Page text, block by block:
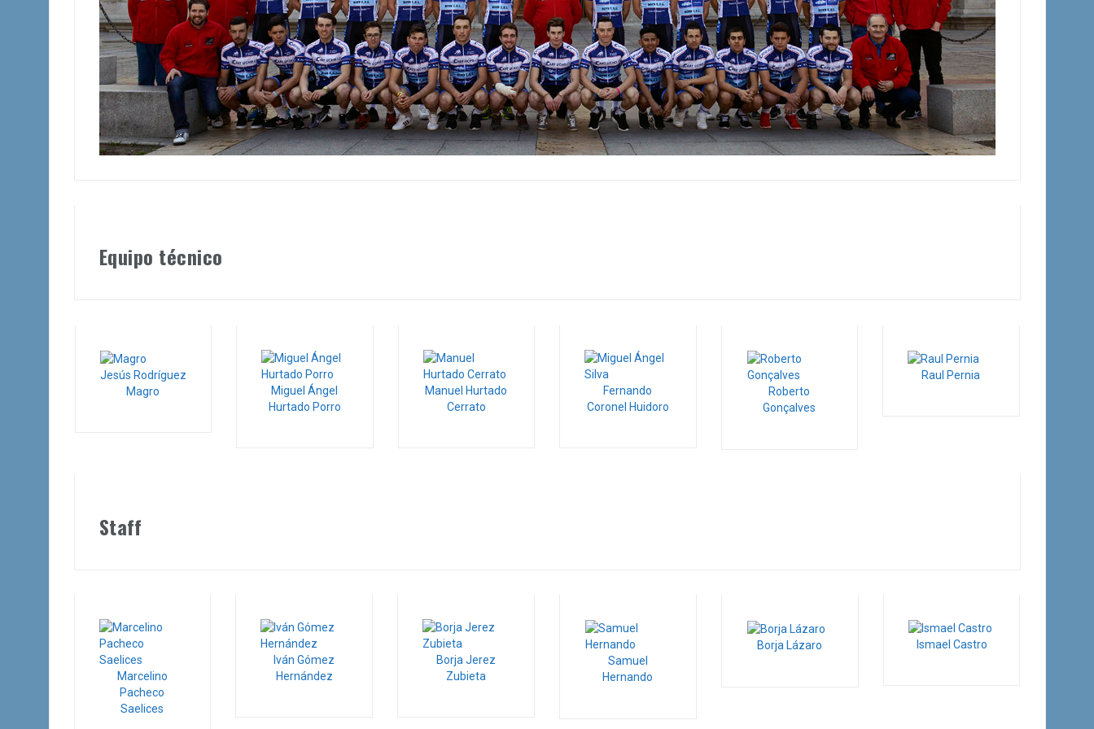
Equipo técnico
Jesús Rodríguez
Magro
Miguel Ángel
Hurtado Porro
Manuel Hurtado
Cerrato
Fernando
Coronel Huidoro
Roberto
Gonçalves
Raul Pernia
Staff
Marcelino
Pacheco
Saelices
Iván Gómez
Hernández
Borja Jerez
Zubieta
Samuel
Hernando
Borja Lázaro Ismael Castro